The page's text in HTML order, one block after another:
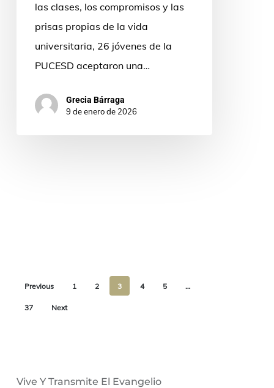
las clases, los compromisos y las
prisas propias de la vida
universitaria, 26 jóvenes de la
PUCESD aceptaron una…
Grecia Bárraga
9 de enero de 2026
Previous 1 2 3 4 5 …
37 Next
Vive Y Transmite El Evangelio